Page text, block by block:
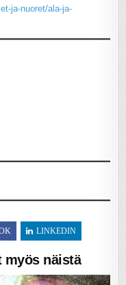
ja-nuoret/ala-ja-
LINKEDIN
myös näistä